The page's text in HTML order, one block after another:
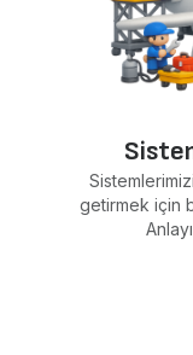
getirmek için